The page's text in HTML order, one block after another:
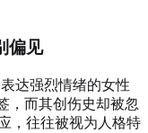
偏见
达强烈情绪的女性
，而其创伤史却被忽
，往往被视为人格特